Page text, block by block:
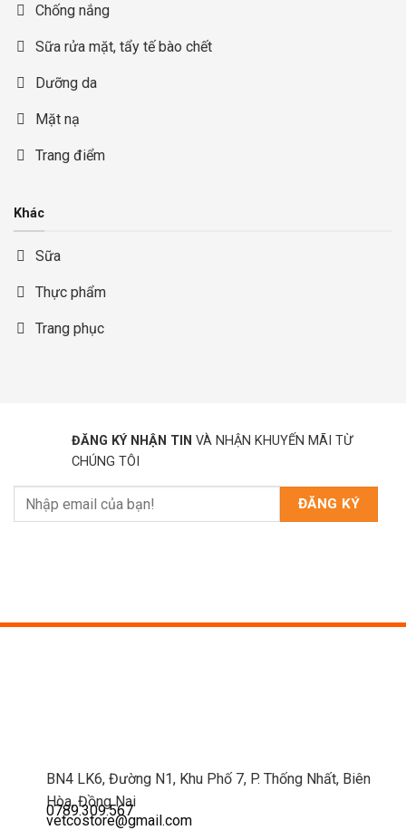
Chống nắng
Sữa rửa mặt, tẩy tế bào chết
Dưỡng da
Mặt nạ
Trang điểm
Khác
Sữa
Thực phẩm
Trang phục
ĐĂNG KÝ NHẬN TIN VÀ NHẬN KHUYẾN MÃI TỪ
CHÚNG TÔI
BN4 LK6, Đường N1, Khu Phố 7, P. Thống Nhất, Biên
Hòa, Đồng Nai
0789.309.567
vetcostore@gmail.com